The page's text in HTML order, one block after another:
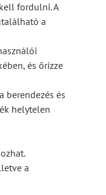
fordulni. A
a
és őrizze
berendezés és
helytelen
a